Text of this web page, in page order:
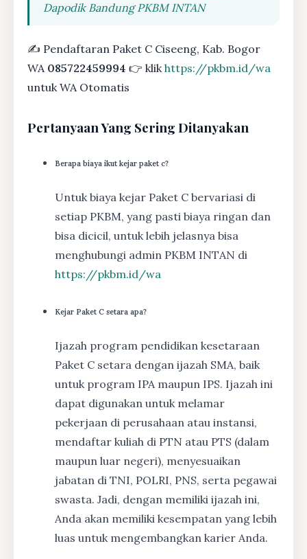
Dapodik Bandung PKBM INTAN
✍ Pendaftaran Paket C Ciseeng, Kab. Bogor
WA 085722459994 👉 klikhttps://pkbm.id/wa
untuk WA Otomatis
Pertanyaan Yang Sering Ditanyakan
Berapa biaya ikut kejar paket c?
Untuk biaya kejar Paket C bervariasi di
setiap PKBM, yang pasti biaya ringan dan
bisa dicicil, untuk lebih jelasnya bisa
menghubungi admin PKBM INTAN di
https://pkbm.id/wa
Kejar Paket C setara apa?
Ijazah program pendidikan kesetaraan
Paket C setara dengan ijazah SMA, baik
untuk program IPA maupun IPS. Ijazah ini
dapat digunakan untuk melamar
pekerjaan di perusahaan atau instansi,
mendaftar kuliah di PTN atau PTS (dalam
maupun luar negeri), menyesuaikan
jabatan di TNI, POLRI, PNS, serta pegawai
swasta. Jadi, dengan memiliki ijazah ini,
Anda akan memiliki kesempatan yang lebih
luas untuk mengembangkan karier Anda.